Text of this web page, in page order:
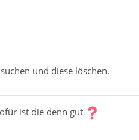
und diese löschen.
ist die denn gut